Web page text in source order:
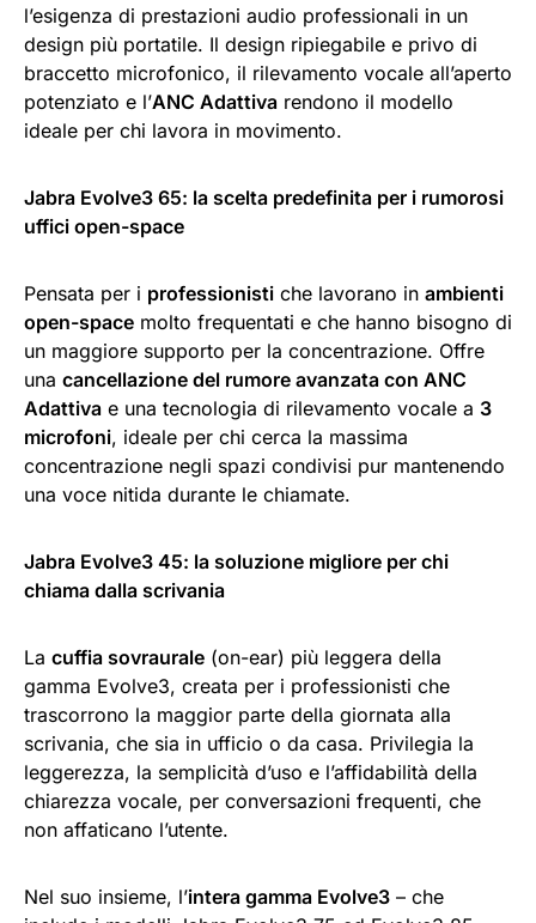
l’esigenza di prestazioni audio professionali in un
design più portatile. Il design ripiegabile e privo di
braccetto microfonico, il rilevamento vocale all’aperto
potenziato e l’ANC Adattiva rendono il modello
ideale per chi lavora in movimento.
Jabra Evolve3 65: la scelta predefinita per i rumorosi
uffici open-space
Pensata per i professionisti che lavorano in ambienti
open-space molto frequentati e che hanno bisogno di
un maggiore supporto per la concentrazione. Offre
una cancellazione del rumore avanzata con ANC
Adattiva e una tecnologia di rilevamento vocale a 3
microfoni, ideale per chi cerca la massima
concentrazione negli spazi condivisi pur mantenendo
una voce nitida durante le chiamate.
Jabra Evolve3 45: la soluzione migliore per chi
chiama dalla scrivania
La cuffia sovraurale (on-ear) più leggera della
gamma Evolve3, creata per i professionisti che
trascorrono la maggior parte della giornata alla
scrivania, che sia in ufficio o da casa. Privilegia la
leggerezza, la semplicità d’uso e l’affidabilità della
chiarezza vocale, per conversazioni frequenti, che
non affaticano l’utente.
Nel suo insieme, l’intera gamma Evolve3 – che